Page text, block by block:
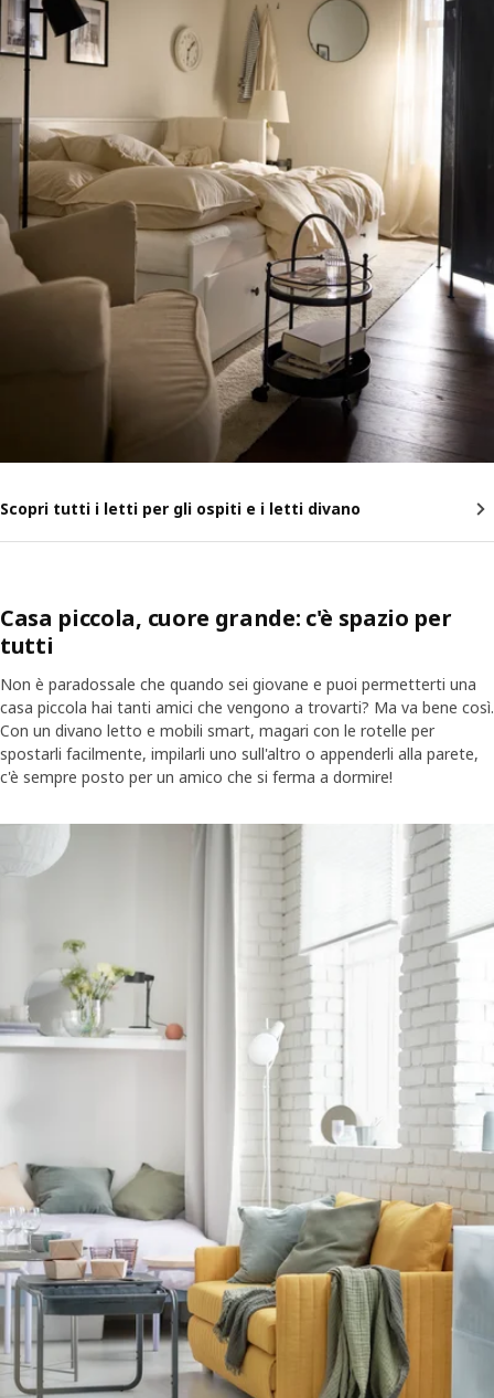
Scopri tutti i letti per gli ospiti e i letti divano
Casa piccola, cuore grande: c'è spazio per
tutti
Non è paradossale che quando sei giovane e puoi permetterti una
casa piccola hai tanti amici che vengono a trovarti? Ma va bene così.
Con un divano letto e mobili smart, magari con le rotelle per
spostarli facilmente, impilarli uno sull'altro o appenderli alla parete,
c'è sempre posto per un amico che si ferma a dormire!